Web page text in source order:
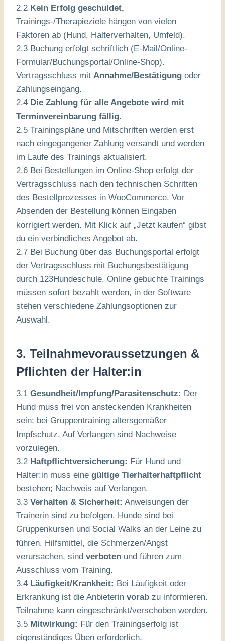
2.2 Kein Erfolg geschuldet.
Trainings-/Therapieziele hängen von vielen
Faktoren ab (Hund, Halterverhalten, Umfeld).
2.3 Buchung erfolgt schriftlich (E-Mail/Online-
Formular/Buchungsportal/Online-Shop).
Vertragsschluss mit Annahme/Bestätigung oder
Zahlungseingang.
2.4 Die Zahlung für alle Angebote wird mit
Terminvereinbarung fällig.
2.5 Trainingspläne und Mitschriften werden erst
nach eingegangener Zahlung versandt und werden
im Laufe des Trainings aktualisiert.
2.6 Bei Bestellungen im Online-Shop erfolgt der
Vertragsschluss nach den technischen Schritten
des Bestellprozesses in WooCommerce. Vor
Absenden der Bestellung können Eingaben
korrigiert werden. Mit Klick auf „Jetzt kaufen“ gibst
du ein verbindliches Angebot ab.
2.7 Bei Buchung über das Buchungsportal erfolgt
der Vertragsschluss mit Buchungsbestätigung
durch 123Hundeschule. Online gebuchte Trainings
müssen sofort bezahlt werden, in der Software
stehen verschiedene Zahlungsoptionen zur
Auswahl.
3. Teilnahmevoraussetzungen &
Pflichten der Halter:in
3.1 Gesundheit/Impfung/Parasitenschutz: Der
Hund muss frei von ansteckenden Krankheiten
sein; bei Gruppentraining altersgemäßer
Impfschutz. Auf Verlangen sind Nachweise
vorzulegen.
3.2 Haftpflichtversicherung: Für Hund und
Halter:in muss eine gültige Tierhalterhaftpflicht
bestehen; Nachweis auf Verlangen.
3.3 Verhalten & Sicherheit: Anweisungen der
Trainerin sind zu befolgen. Hunde sind bei
Gruppenkursen und Social Walks an der Leine zu
führen. Hilfsmittel, die Schmerzen/Angst
verursachen, sind verboten und führen zum
Ausschluss vom Training.
3.4 Läufigkeit/Krankheit: Bei Läufigkeit oder
Erkrankung ist die Anbieterin vorab zu informieren.
Teilnahme kann eingeschränkt/verschoben werden.
3.5 Mitwirkung: Für den Trainingserfolg ist
eigenständiges Üben erforderlich.